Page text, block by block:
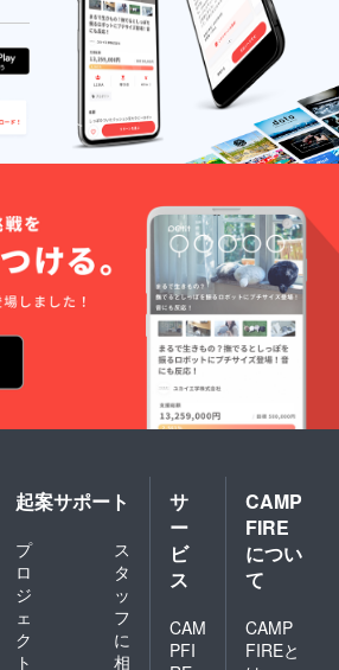
起案サポート
プ
ロ
ジ
ェ
ク
ト
ス
タ
ッ
フ
に
相
サ
ー
ビ
ス
CAM
PFI
CAMP
FIRE
につい
て
CAMP
FIREと